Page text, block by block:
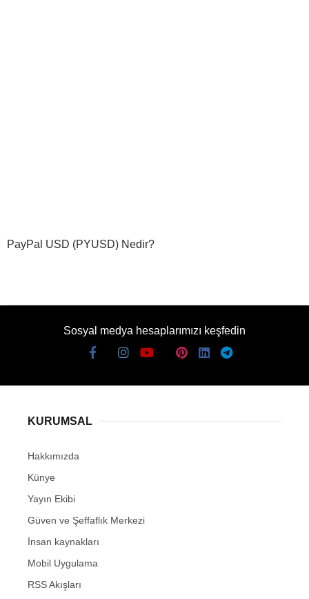
PayPal USD (PYUSD) Nedir?
Sosyal medya hesaplarımızı keşfedin
KURUMSAL
Hakkımızda
Künye
Yayın Ekibi
Güven ve Şeffaflık Merkezi
İnsan kaynakları
Mobil Uygulama
RSS Akışları